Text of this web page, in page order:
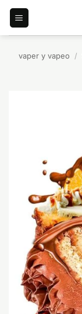
Saltar
contenido
vaper y vapeo /